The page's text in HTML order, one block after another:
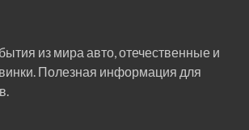
из мира авто, отечественные и
Полезная информация для